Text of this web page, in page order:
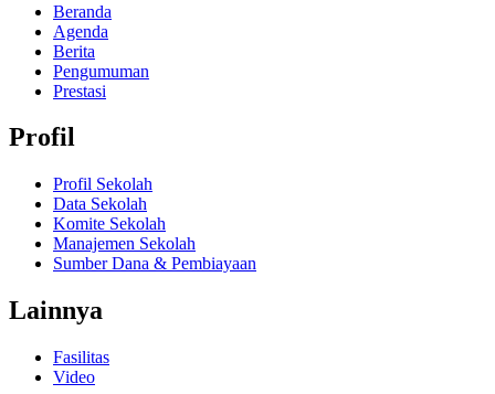
Beranda
Agenda
Berita
Pengumuman
Prestasi
Profil
Profil Sekolah
Data Sekolah
Komite Sekolah
Manajemen Sekolah
Sumber Dana & Pembiayaan
Lainnya
Fasilitas
Video